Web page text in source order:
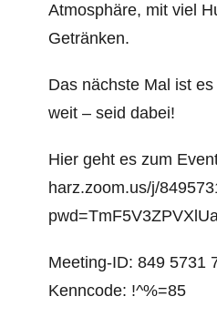
Atmosphäre, mit viel
Getränken.
Das nächste Mal ist es
weit – seid dabei!
Hier geht es zum
harz.zoom.us/j/
Meeting-ID: 849 5731
Kenncode: !^%=85